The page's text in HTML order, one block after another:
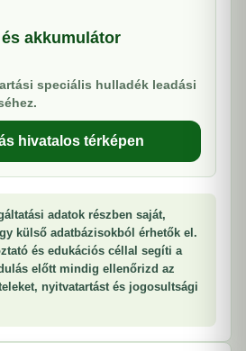
akkumulátor
speciális hulladék leadási
hivatalos térképen
adatok részben saját,
külső adatbázisokból érhetők el.
és edukációs céllal segíti a
előtt mindig ellenőrizd az
nyitvatartást és jogosultsági